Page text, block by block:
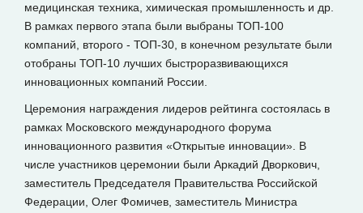
медицинская техника, химическая промышленность и др.
В рамках первого этапа были выбраны ТОП-100
компаний, второго - ТОП-30, в конечном результате были
отобраны ТОП-10 лучших быстроразвивающихся
инновационных компаний России.
Церемония награждения лидеров рейтинга состоялась в
рамках Московского международного форума
инновационного развития «Открытые инновации». В
числе участников церемонии были Аркадий Дворкович,
заместитель Председателя Правительства Российской
Федерации, Олег Фомичев, заместитель Министра